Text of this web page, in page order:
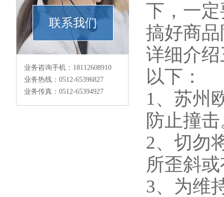
联系我们
业务咨询手机：18112608910
业务热线：0512-65396827
业务传真：0512-65394927
下，一
搞好商
详细介
以下：
1、苏州
防止撞
2、切勿
所歪斜
3、为维